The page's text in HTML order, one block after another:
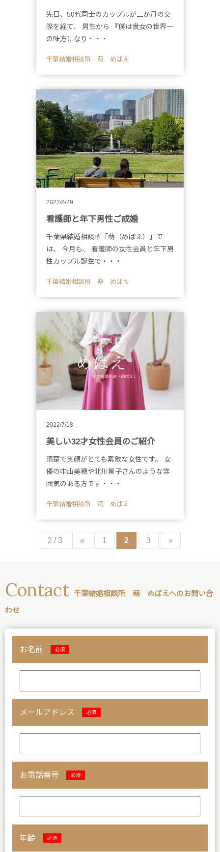
先日、50代同士のカップルが三か月の交
際を経て、 男性から 『僕は貴女の世界一
の味方になり・・・
千葉結婚相談所 萌 めばえ
2022/8/29
看護師と年下男性ご成婚
千葉県結婚相談所「萌（めばえ）」で
は、 今月も、 看護師の女性会員と年下男
性カップル誕生で・・・
千葉結婚相談所 萌 めばえ
2022/7/18
美しい32才女性会員のご紹介
清楚で笑顔がとても素敵な女性です。 女
優の中山美穂や北川景子さんのような雰
囲気のある方です・・・
千葉結婚相談所 萌 めばえ
2 / 3 « 1 2 3 »
Contact 千葉結婚相談所 萌 めばえへのお問い合
わせ
お名前 必須
メールアドレス 必須
お電話番号 必須
年齢 必須